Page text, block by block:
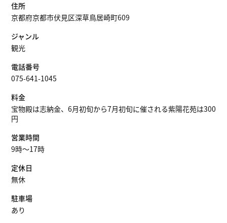
住所
京都府京都市伏見区深草鳥居崎町609
ジャンル
観光
電話番号
075-641-1045
料金
宝物殿は志納金、6月初旬から7月初旬に催される紫陽花苑は300
円
営業時間
9時～17時
定休日
無休
駐車場
あり